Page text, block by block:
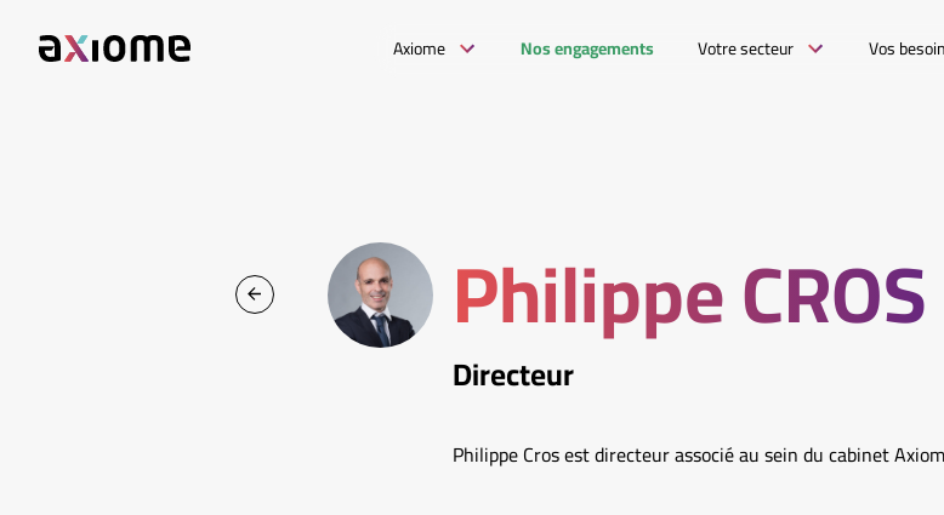
Axiome Nos engagements Votre secteur Vos
Philippe CROS
Directeur
Philippe Cros est directeur associé au sein du cabinet